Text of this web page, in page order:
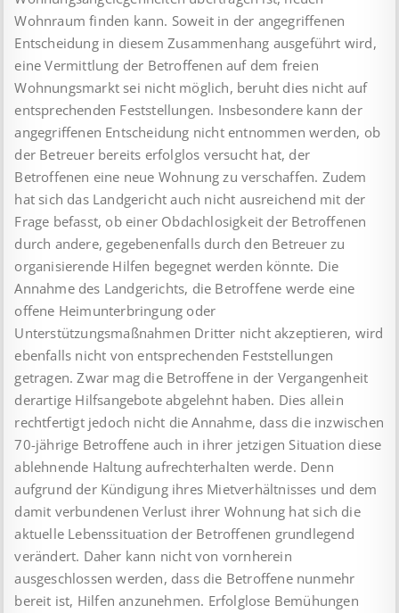
Wohnraum finden kann. Soweit in der angegriffenen
Entscheidung in diesem Zusammenhang ausgeführt wird,
eine Vermittlung der Betroffenen auf dem freien
Wohnungsmarkt sei nicht möglich, beruht dies nicht auf
entsprechenden Feststellungen. Insbesondere kann der
angegriffenen Entscheidung nicht entnommen werden, ob
der Betreuer bereits erfolglos versucht hat, der
Betroffenen eine neue Wohnung zu verschaffen. Zudem
hat sich das Landgericht auch nicht ausreichend mit der
Frage befasst, ob einer Obdachlosigkeit der Betroffenen
durch andere, gegebenenfalls durch den Betreuer zu
organisierende Hilfen begegnet werden könnte. Die
Annahme des Landgerichts, die Betroffene werde eine
offene Heimunterbringung oder
Unterstützungsmaßnahmen Dritter nicht akzeptieren, wird
ebenfalls nicht von entsprechenden Feststellungen
getragen. Zwar mag die Betroffene in der Vergangenheit
derartige Hilfsangebote abgelehnt haben. Dies allein
rechtfertigt jedoch nicht die Annahme, dass die inzwischen
70-jährige Betroffene auch in ihrer jetzigen Situation diese
ablehnende Haltung aufrechterhalten werde. Denn
aufgrund der Kündigung ihres Mietverhältnisses und dem
damit verbundenen Verlust ihrer Wohnung hat sich die
aktuelle Lebenssituation der Betroffenen grundlegend
verändert. Daher kann nicht von vornherein
ausgeschlossen werden, dass die Betroffene nunmehr
bereit ist, Hilfen anzunehmen. Erfolglose Bemühungen